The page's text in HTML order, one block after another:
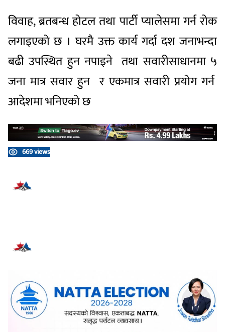
विवाह, ब्रतबन्ध होटल तथा पार्टी प्यालेसमा गर्न रोक
लगाइएको छ । घरमै उक्त कार्य गर्दा दश जनाभन्दा
बढी उपस्थित हुन नपाइने तथा सवारीसाधानमा ५
जना मात्र सवार हुन र एकमात्र सवारी प्रयोग गर्न
आदेशमा भनिएको छ
669 views